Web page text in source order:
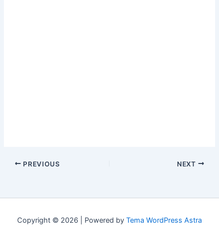
PREVIOUS NEXT
Copyright © 2026 | Powered by Tema WordPress Astra